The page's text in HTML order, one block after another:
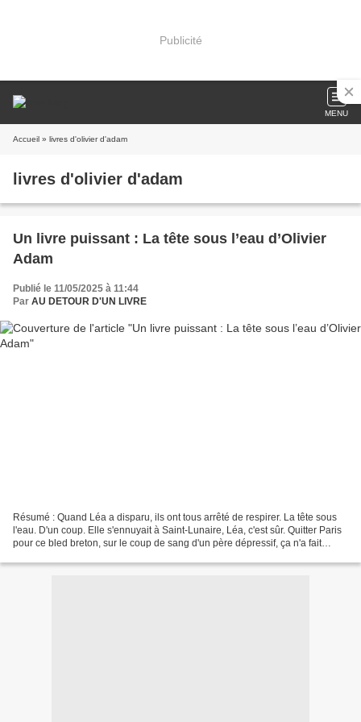
Publicité
MENU
Accueil » livres d'olivier d'adam
livres d'olivier d'adam
Un livre puissant : La tête sous l’eau d’Olivier
Adam
Publié le 11/05/2025 à 11:44
Par AU DETOUR D'UN LIVRE
Résumé : Quand Léa a disparu, ils ont tous arrêté de respirer. La tête sous
l'eau. D'un coup. Elle s'ennuyait à Saint-Lunaire, Léa, c'est sûr. Quitter Paris
pour ce bled breton, sur le coup de sang d'un père dépressif, ça n'a fait